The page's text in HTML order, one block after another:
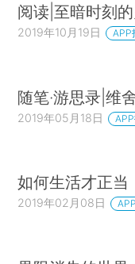
阅读|至暗时刻
2019年10月19日 APP
随笔·游思录|维
2019年05月18日
如何生活才正当
2019年02月08日